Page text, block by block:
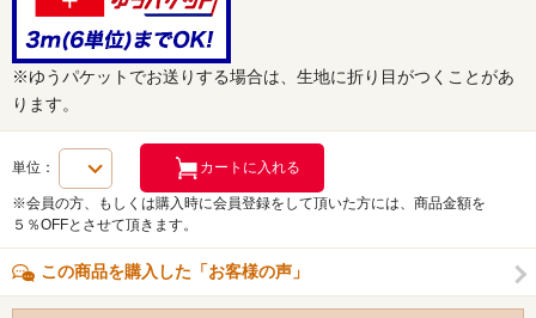
※ゆうパケットでお送りする場合は、生地に折り目がつくことがあ
ります。
単位：
※会員の方、もしくは購入時に会員登録をして頂いた方には、商品金額を
５％OFFとさせて頂きます。
この商品を購入した「お客様の声」